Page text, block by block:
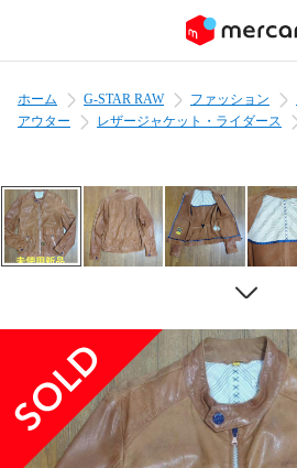
ホーム G-STAR RAW ファッション
アウター
レザージャケット・ライダース